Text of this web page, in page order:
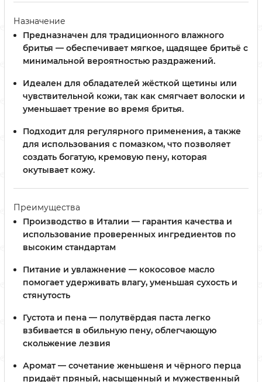
Назначение
Предназначен для традиционного влажного
бритья — обеспечивает мягкое, щадящее бритьё с
минимальной вероятностью раздражений.
Идеален для обладателей жёсткой щетины или
чувствительной кожи, так как смягчает волоски и
уменьшает трение во время бритья.
Подходит для регулярного применения, а также
для использования с помазком, что позволяет
создать богатую, кремовую пену, которая
окутывает кожу.
Преимущества
Производство в Италии — гарантия качества и
использование проверенных ингредиентов по
высоким стандартам
Питание и увлажнение — кокосовое масло
помогает удерживать влагу, уменьшая сухость и
стянутость
Густота и пена — полутвёрдая паста легко
взбивается в обильную пену, облегчающую
скольжение лезвия
Аромат — сочетание женьшеня и чёрного перца
придаёт пряный, насыщенный и мужественный